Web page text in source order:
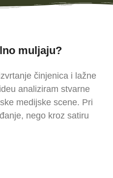
muljaju?
činjenica i lažne
analiziram stvarne
medijske scene. Pri
nego kroz satiru